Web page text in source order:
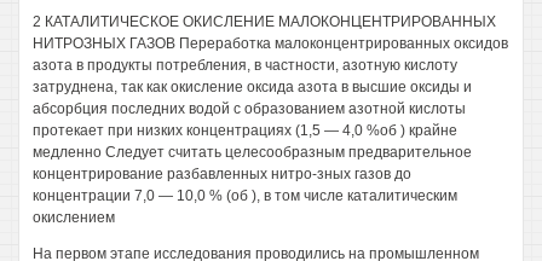
2 КАТАЛИТИЧЕСКОЕ ОКИСЛЕНИЕ МАЛОКОНЦЕНТРИРОВАННЫХ
НИТРОЗНЫХ ГАЗОВ Переработка малоконцентрированных оксидов
азота в продукты потребления, в частности, азотную кислоту
затруднена, так как окисление оксида азота в высшие оксиды и
абсорбция последних водой с образованием азотной кислоты
протекает при низких концентрациях (1,5 — 4,0 %об ) крайне
медленно Следует считать целесообразным предварительное
концентрирование разбавленных нитро-зных газов до
концентрации 7,0 — 10,0 % (об ), в том числе каталитическим
окислением
На первом этапе исследования проводились на промышленном